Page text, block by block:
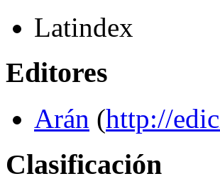
Latindex
Editores
Arán (http://
Clasificación